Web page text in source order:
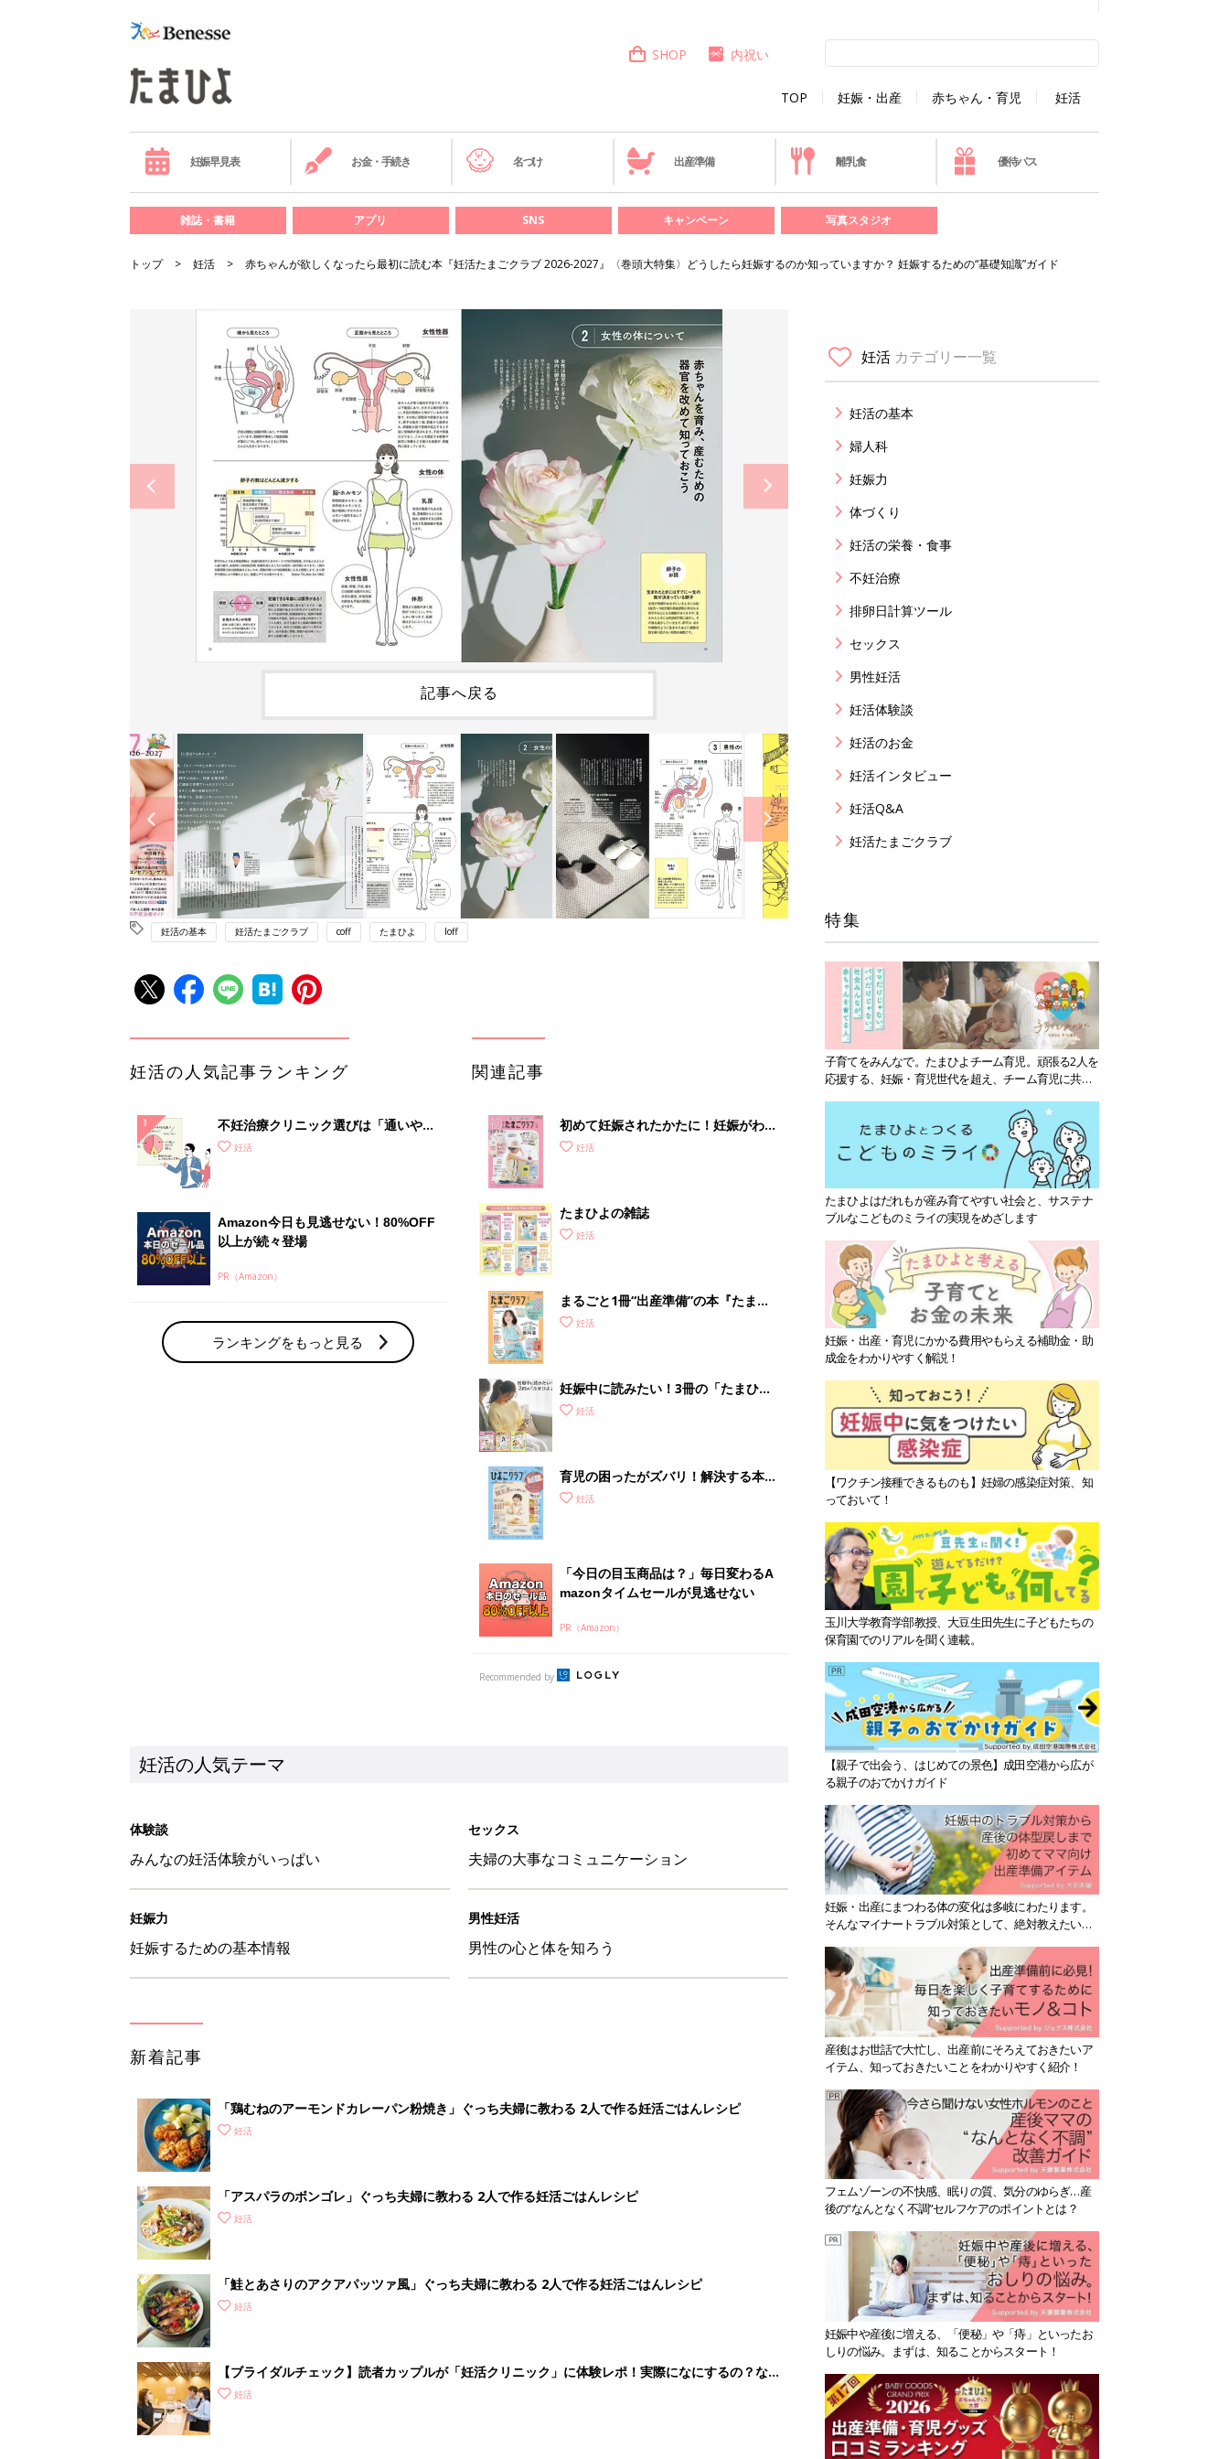
TOP 妊娠・出産 赤ちゃん・育児 妊活
SHOP 内祝い
妊娠早見表 お金・手続き 名づけ 出産準備 離乳食 優待パス
雑誌・書籍 アプリ SNS キャンペーン 写真スタジオ
トップ 妊活 赤ちゃんが欲しくなったら最初に読む本『妊活たまごクラブ 2026-2027』〈巻頭大特集〉どうしたら妊娠するのか知っていますか？ 妊娠するための“基礎知識”ガイド
記事へ戻る
妊活の基本 妊活たまごクラブ coff たまひよ loff
妊活の人気記事ランキング
不妊治療クリニック選びは「通いやす
さ」が大切！選び方、重要3カ条っ
妊活
Amazon今日も見逃せない！80%OFF
以上が続々登場
PR（Amazon）
ランキングをもっと見る
関連記事
初めて妊娠されたかたに！妊娠がわか
ったら最初に読む本『初めてのたまご
妊活
たまひよの雑誌
妊活
まるごと1冊“出産準備”の本『たまご
クラブ 夏号』〈スペシャル大特集〉
妊活
妊娠中に読みたい！3冊の「たまひ
よ」妊活
育児の困ったがズバリ！解決する本
『ひよこクラブ 秋号』 4カ月～2才
妊活
「今日の目玉商品は？」毎日変わるA
mazonタイムセールが見逃せない
PR（Amazon）
Recommended by
妊活の人気テーマ
体験談
みんなの妊活体験がいっぱい
セックス
夫婦の大事なコミュニケーション
妊娠力
妊娠するための基本情報
男性妊活
男性の心と体を知ろう
新着記事
「鶏むねのアーモンドカレーパン粉焼き」ぐっち夫婦に教わる 2人で作る妊活ごはんレシピ
妊活
「アスパラのボンゴレ」ぐっち夫婦に教わる 2人で作る妊活ごはんレシピ
妊活
「鮭とあさりのアクアパッツァ風」ぐっち夫婦に教わる 2人で作る妊活ごはんレシピ
妊活
【ブライダルチェック】読者カップルが「妊活クリニック」に体験レポ！実際になにするの？なに
がわかるの？
妊活
妊活 カテゴリー一覧
妊活の基本
婦人科
妊娠力
体づくり
妊活の栄養・食事
不妊治療
排卵日計算ツール
セックス
男性妊活
妊活体験談
妊活のお金
妊活インタビュー
妊活Q&A
妊活たまごクラブ
特集
子育てをみんなで。たまひよチーム育児。頑張る2人を
応援する、妊娠・育児世代を超え、チーム育児に共感
たまひよはだれもが産み育てやすい社会と、サステナ
ブルなこどものミライの実現をめざします
妊娠・出産・育児にかかる費用やもらえる補助金・助
成金をわかりやすく解説！
【ワクチン接種できるものも】妊婦の感染症対策、知
っておいて！
玉川大学教育学部教授、大豆生田先生に子どもたちの
保育園でのリアルを聞く連載。
【親子で出会う、はじめての景色】成田空港から広が
る親子のおでかけガイド
妊娠・出産にまつわる体の変化は多岐にわたります。
そんなマイナートラブル対策として、絶対教えたい！
産後はお世話で大忙し、出産前にそろえておきたいア
イテム、知っておきたいことをわかりやすく紹介！
フェムゾーンの不快感、眠りの質、気分のゆらぎ…産
後の“なんとなく不調”セルフケアのポイントとは？
妊娠中や産後に増える、「便秘」や「痔」といったお
しりの悩み。まずは、知ることからスタート！